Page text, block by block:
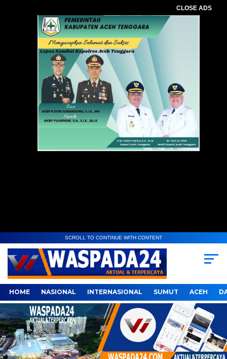
CLOSE ADS
SCROLL TO CONTINUE WITH CONTENT
HOME NASIONAL INTERNASIONAL SUMUT ACEH